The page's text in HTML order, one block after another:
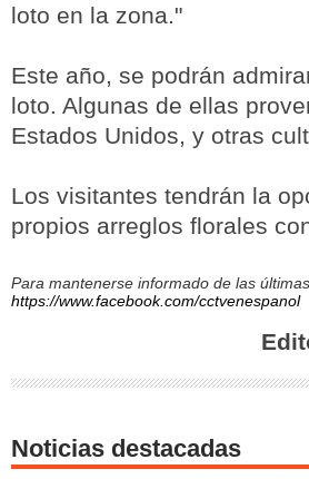
loto en la zona."
Este año, se podrán
loto. Algunas de ellas
Estados Unidos, y otras
Los visitantes tendrán la
propios arreglos florales
Para mantenerse informado de las
https://www.facebook.com/cctvenespanol
Noticias destacadas